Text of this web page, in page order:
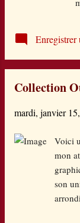
Enregistrer
Collection
mardi, janvier
Voici
mon
son